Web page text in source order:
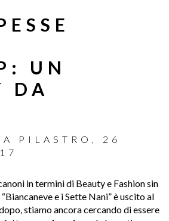
UN
DA
PILASTRO , 26
in termini di Beauty e Fashion sin
e i Sette Nani” è uscito al
stiamo ancora cercando di essere